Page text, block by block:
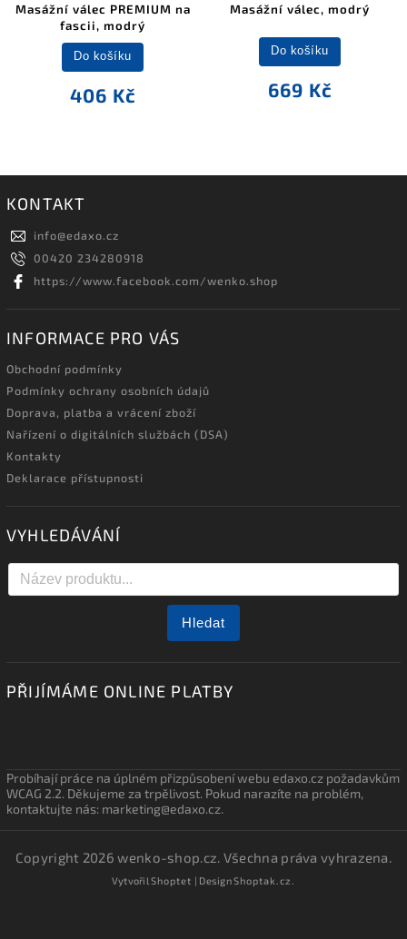
Masážní válec PREMIUM na
fascii, modrý
406 Kč
Do košíku
Masážní válec, modrý
669 Kč
Do košíku
KONTAKT
info@edaxo.cz
00420 234280918
https://www.facebook.com/wenko.shop
INFORMACE PRO VÁS
Obchodní podmínky
Podmínky ochrany osobních údajů
Doprava, platba a vrácení zboží
Nařízení o digitálních službách (DSA)
Kontakty
Deklarace přístupnosti
VYHLEDÁVÁNÍ
Hledat
PŘIJÍMÁME ONLINE PLATBY
Probíhají práce na úplném přizpůsobení webu edaxo.cz požadavkům
WCAG 2.2. Děkujeme za trpělivost. Pokud narazíte na problém,
kontaktujte nás: marketing@edaxo.cz.
Copyright 2026wenko-shop.cz. Všechna práva vyhrazena.
VytvořilShoptet | DesignShoptak.cz.